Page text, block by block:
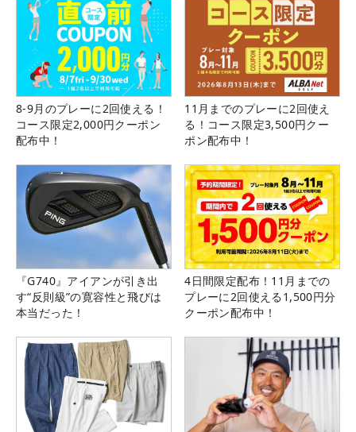
8-9月のプレーに2回使える！
コース限定2,000円クーポン
配布中！
11月までのプレーに2回使え
る！コース限定3,500円クー
ポン配布中！
『G740』アイアンが引き出
す“反則級”の寛容性と飛びは
本当だった！
4日間限定配布！11月までの
プレーに2回使える1,500円分
クーポン配布中！